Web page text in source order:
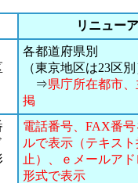
リニュー
各都道府県別
（東京地区は23区
⇒県庁所在都市
掲
電話番号、FAX番
ルで表示（テキス
止）、ｅメールア
形式で表示